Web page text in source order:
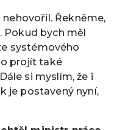
Řekněme,
Pokud bych měl
systémového
projít také
si myslím, že i
je postavený nyní,